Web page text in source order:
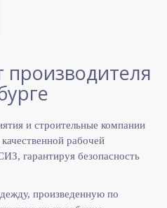
и строительные компании
рабочей
гарантируя безопасность
произведенную по